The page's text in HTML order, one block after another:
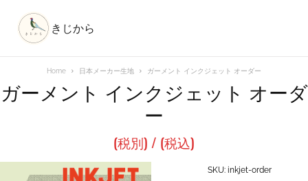
きじから
Home 日本メーカー生地 ガーメント インクジェット オーダー
ガーメント インクジェット オーダ
ー
(税別) / (税込)
SKU: inkjet-order